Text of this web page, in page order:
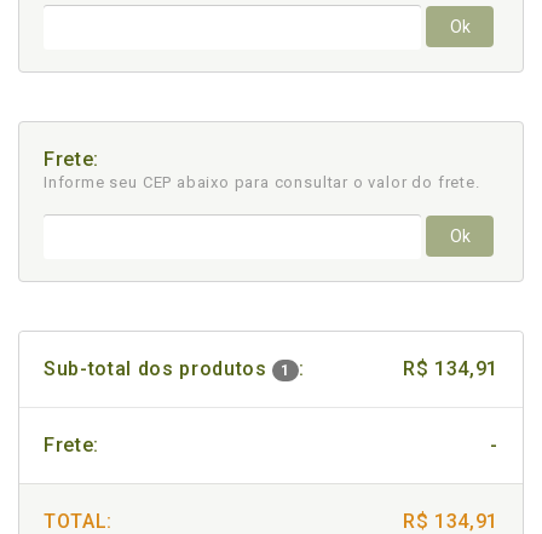
Ok
Frete:
Informe seu CEP abaixo para consultar o valor do frete.
Ok
Sub-total dos produtos 1 : R$ 134,91
Frete: -
TOTAL: R$ 134,91